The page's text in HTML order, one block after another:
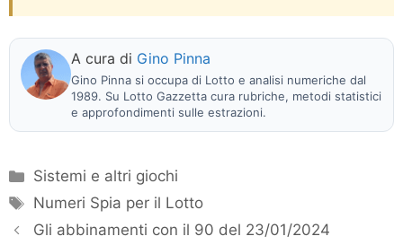
A cura di Gino Pinna
Gino Pinna si occupa di Lotto e analisi numeriche dal
1989. Su Lotto Gazzetta cura rubriche, metodi statistici
e approfondimenti sulle estrazioni.
Categorie
Sistemi e altri giochi
Tag
Numeri Spia per il Lotto
Gli abbinamenti con il 90 del 23/01/2024